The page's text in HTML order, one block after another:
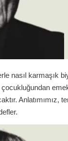
nasıl karmaşık
Anlatımımız,